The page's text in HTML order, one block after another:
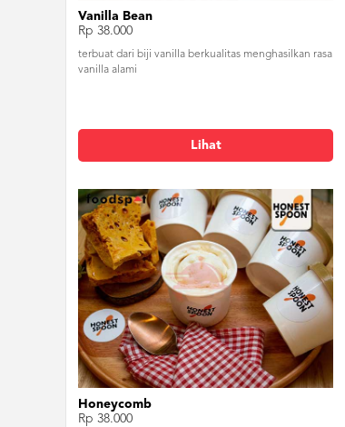
Vanilla Bean
Rp 38.000
terbuat dari biji vanilla berkualitas menghasilkan rasa
vanilla alami
Lihat
Honeycomb
Rp 38.000